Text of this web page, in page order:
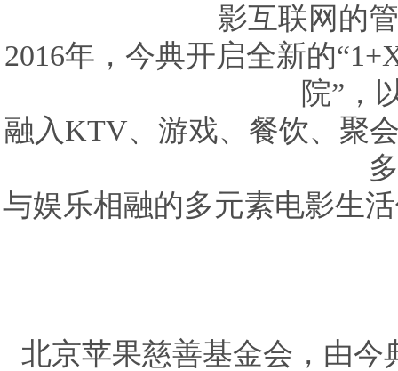
影互联网的
2016年，今典开启全新的
院”，
融入KTV、游戏、餐饮、聚
与娱乐相融的多元素电影生
北京苹果慈善基金会，由